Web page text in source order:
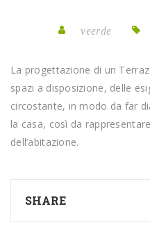
veerde
La progettazione di un
spazi a disposizione, delle
circostante, in modo da far
la casa, così da
dell’abitazione.
SHARE